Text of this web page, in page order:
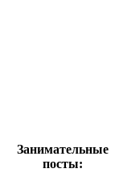
Занимательные
посты: